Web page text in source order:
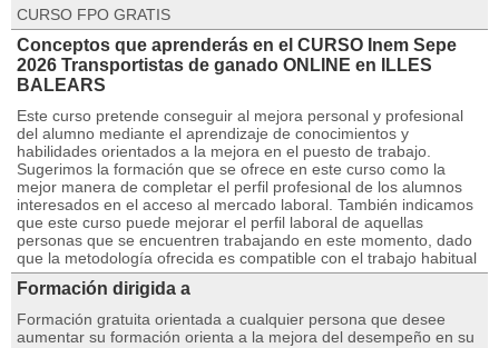
CURSO FPO GRATIS
Conceptos que aprenderás en el CURSO Inem Sepe
2026 Transportistas de ganado ONLINE en ILLES
BALEARS
Este curso pretende conseguir al mejora personal y profesional
del alumno mediante el aprendizaje de conocimientos y
habilidades orientados a la mejora en el puesto de trabajo.
Sugerimos la formación que se ofrece en este curso como la
mejor manera de completar el perfil profesional de los alumnos
interesados en el acceso al mercado laboral. También indicamos
que este curso puede mejorar el perfil laboral de aquellas
personas que se encuentren trabajando en este momento, dado
que la metodología ofrecida es compatible con el trabajo habitual
Formación dirigida a
Formación gratuita orientada a cualquier persona que desee
aumentar su formación orienta a la mejora del desempeño en su